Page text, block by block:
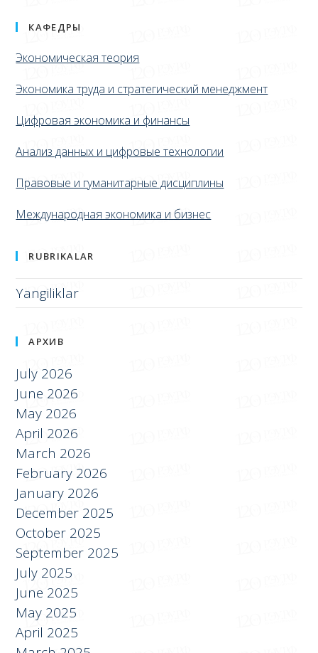
Экономическая теория
Экономика труда и стратегический менеджмент
Цифровая экономика и финансы
Анализ данных и цифровые технологии
Правовые и гуманитарные дисциплины
АРХИВ
July 2026
June 2026
May 2026
April 2026
March 2026
February 2026
January 2026
December 2025
October 2025
September 2025
July 2025
June 2025
May 2025